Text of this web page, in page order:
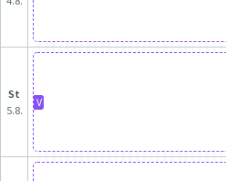
st
5.8.
V